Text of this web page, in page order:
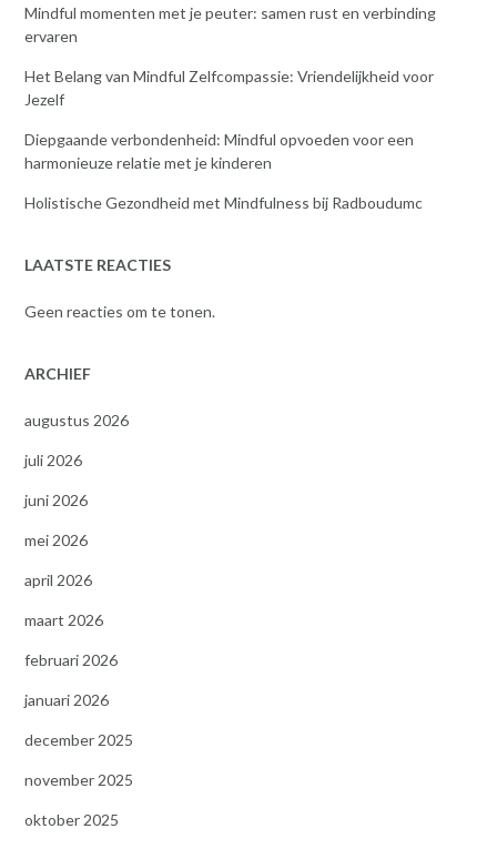
Mindful momenten met je peuter: samen rust en verbinding
ervaren
Het Belang van Mindful Zelfcompassie: Vriendelijkheid voor
Jezelf
Diepgaande verbondenheid: Mindful opvoeden voor een
harmonieuze relatie met je kinderen
Holistische Gezondheid met Mindfulness bij Radboudumc
LAATSTE REACTIES
Geen reacties om te tonen.
ARCHIEF
augustus 2026
juli 2026
juni 2026
mei 2026
april 2026
maart 2026
februari 2026
januari 2026
december 2025
november 2025
oktober 2025